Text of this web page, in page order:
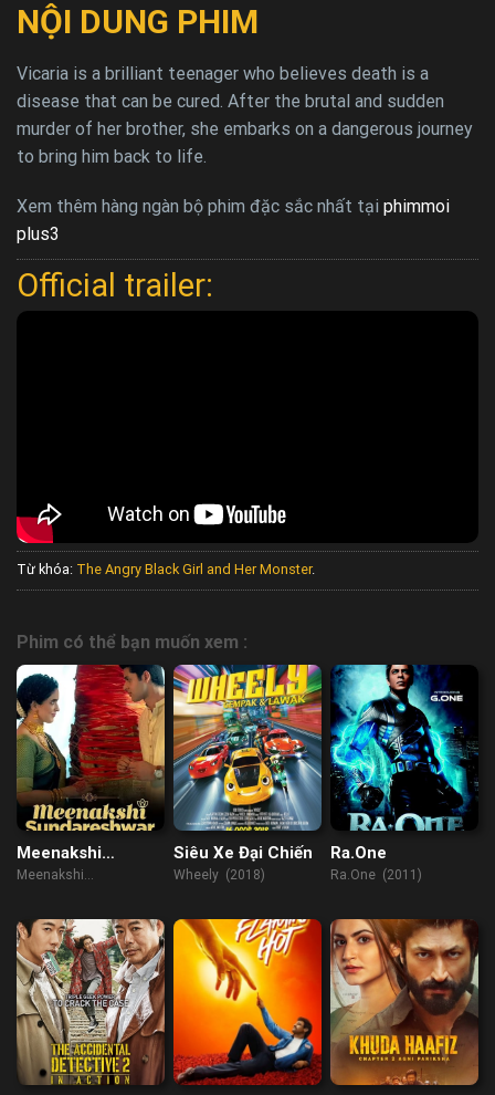
NỘI DUNG PHIM
Vicaria is a brilliant teenager who believes death is a
disease that can be cured. After the brutal and sudden
murder of her brother, she embarks on a dangerous journey
to bring him back to life.
Xem thêm hàng ngàn bộ phim đặc sắc nhất tại phimmoi
plus3
Official trailer:
Từ khóa: The Angry Black Girl and Her Monster.
Phim có thể bạn muốn xem :
Meenakshi
Sundareshwar
Meenakshi
Siêu Xe Đại Chiến
Wheely (2018)
Ra.One
Ra.One (2011)